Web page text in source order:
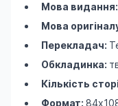
Мова видання:
Мова
Перекладач:
Обкладинка:
Кількість
Формат: